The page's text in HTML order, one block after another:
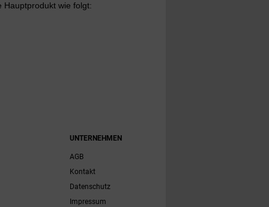
Hauptprodukt wie folgt:
UNTERNEHMEN
AGB
Kontakt
Datenschutz
Impressum